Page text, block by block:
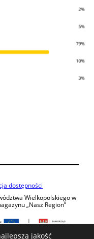
dostępności
Wielkopolskiego w
„Nasz Region”
jakość